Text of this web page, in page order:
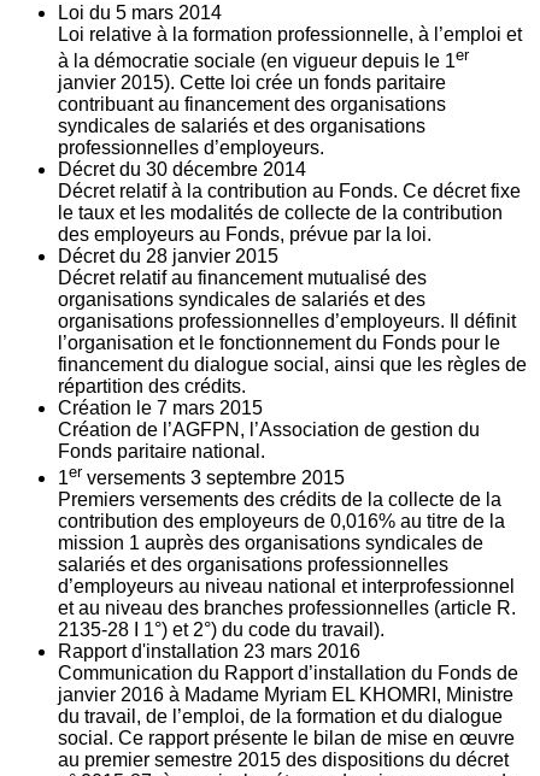
Loi du 5 mars 2014
Loi relative à la formation professionnelle, à l’emploi et
à la démocratie sociale (en vigueur depuis le 1er
janvier 2015). Cette loi crée un fonds paritaire
contribuant au financement des organisations
syndicales de salariés et des organisations
professionnelles d’employeurs.
Décret du 30 décembre 2014
Décret relatif à la contribution au Fonds. Ce décret fixe
le taux et les modalités de collecte de la contribution
des employeurs au Fonds, prévue par la loi.
Décret du 28 janvier 2015
Décret relatif au financement mutualisé des
organisations syndicales de salariés et des
organisations professionnelles d’employeurs. Il définit
l’organisation et le fonctionnement du Fonds pour le
financement du dialogue social, ainsi que les règles de
répartition des crédits.
Création le 7 mars 2015
Création de l’AGFPN, l’Association de gestion du
Fonds paritaire national.
1er versements 3 septembre 2015
Premiers versements des crédits de la collecte de la
contribution des employeurs de 0,016% au titre de la
mission 1 auprès des organisations syndicales de
salariés et des organisations professionnelles
d’employeurs au niveau national et interprofessionnel
et au niveau des branches professionnelles (article R.
2135‐28 I 1°) et 2°) du code du travail).
Rapport d'installation 23 mars 2016
Communication du Rapport d’installation du Fonds de
janvier 2016 à Madame Myriam EL KHOMRI, Ministre
du travail, de l’emploi, de la formation et du dialogue
social. Ce rapport présente le bilan de mise en œuvre
au premier semestre 2015 des dispositions du décret